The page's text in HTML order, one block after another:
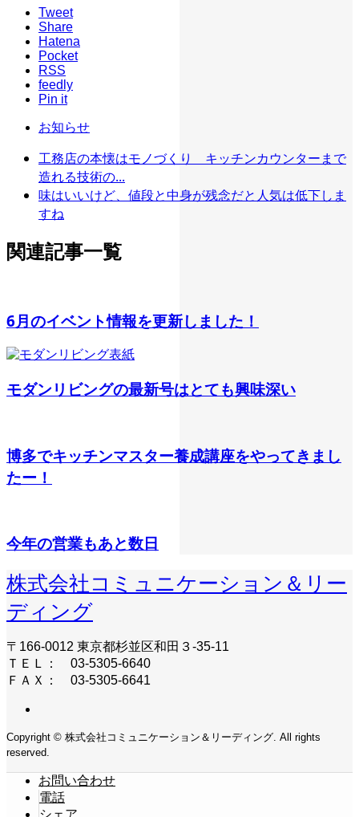
Tweet
Share
Hatena
Pocket
RSS
feedly
Pin it
お知らせ
工務店の本懐はモノづくり キッチンカウンターまで
造れる技術の...
味はいいけど、値段と中身が残念だと人気は低下しま
すね
関連記事一覧
6月のイベント情報を更新しました！
モダンリビングの最新号はとても興味深い
博多でキッチンマスター養成講座をやってきまし
たー！
今年の営業もあと数日
株式会社コミュニケーション＆リー
ディング
〒166-0012 東京都杉並区和田３-35-11
ＴＥＬ： 03-5305-6640
ＦＡＸ： 03-5305-6641
Copyright © 株式会社コミュニケーション＆リーディング. All rights
reserved.
お問い合わせ
電話
シェア